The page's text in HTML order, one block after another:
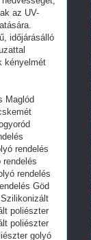
az UV-
időjárásálló
kényelmét
Maglód
rendelés
rendelés
Göd
poliészter
poliészter
golyó